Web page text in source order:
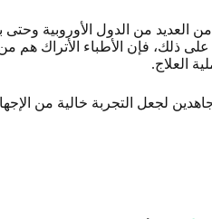
العديد من الدول الأوروبية وحتى
فإن الأطباء الأتراك هم من
العلاج.
لجعل التجربة خالية من